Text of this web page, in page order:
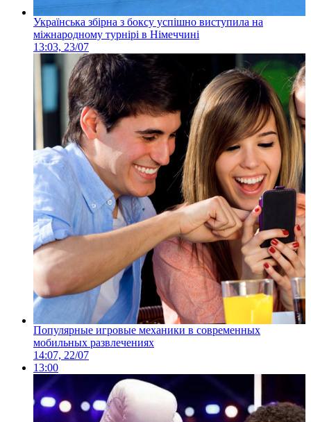
Українська збірна з боксу успішно виступила на
міжнародному турнірі в Німеччині
13:03, 23/07
Популярные игровые механики в современных
мобильных развлечениях
14:07, 22/07
13:00